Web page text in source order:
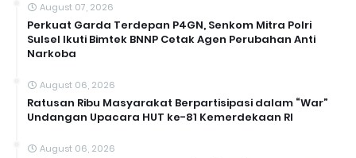
August 07, 2026
Perkuat Garda Terdepan P4GN, Senkom Mitra Polri
Sulsel Ikuti Bimtek BNNP Cetak Agen Perubahan Anti
Narkoba
August 06, 2026
Ratusan Ribu Masyarakat Berpartisipasi dalam “War”
Undangan Upacara HUT ke-81 Kemerdekaan RI
August 06, 2026